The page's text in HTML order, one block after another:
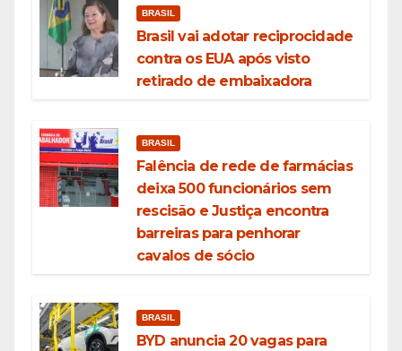
BRASIL
Brasil vai adotar reciprocidade
contra os EUA após visto
retirado de embaixadora
BRASIL
Falência de rede de farmácias
deixa 500 funcionários sem
rescisão e Justiça encontra
barreiras para penhorar
cavalos de sócio
BRASIL
BYD anuncia 20 vagas para